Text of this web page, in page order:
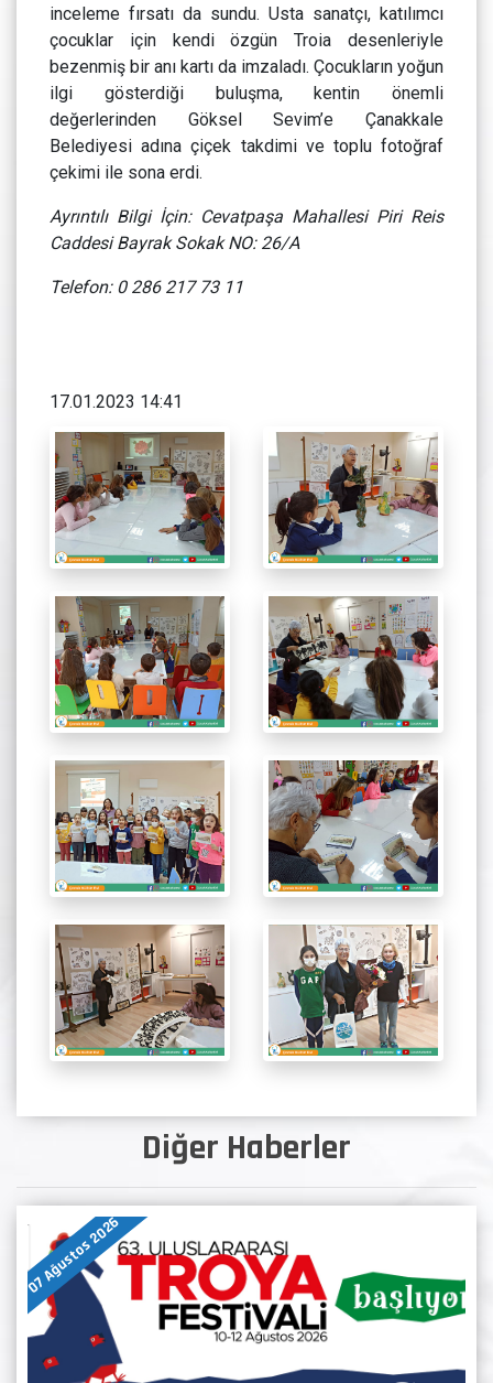
Diğer Haberler
07 Ağustos 2026
inceleme fırsatı da sundu. Usta sanatçı, katılımcı
çocuklar için kendi özgün Troia desenleriyle
bezenmiş bir anı kartı da imzaladı. Çocukların yoğun
ilgi gösterdiği buluşma, kentin önemli
değerlerinden Göksel Sevim’e Çanakkale
Belediyesi adına çiçek takdimi ve toplu fotoğraf
çekimi ile sona erdi.
Ayrıntılı Bilgi İçin: Cevatpaşa Mahallesi Piri Reis
Caddesi Bayrak Sokak NO: 26/A
Telefon: 0 286 217 73 11
17.01.2023 14:41